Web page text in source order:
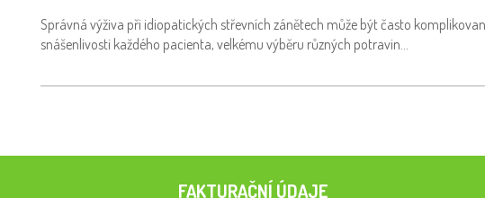
Správná výživa při idiopatických střevních zánětech může být často
snášenlivosti každého pacienta, velkému výběru různých potravin…
FAKTURAČNÍ ÚDAJE